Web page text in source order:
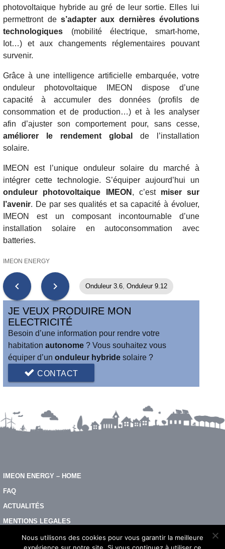
photovoltaique hybride au gré de leur sortie. Elles lui
permettront de s’adapter aux dernières évolutions
technologiques (mobilité électrique, smart-home,
Iot…) et aux changements réglementaires pouvant
survenir.
Grâce à une intelligence artificielle embarquée, votre
onduleur photovoltaique IMEON dispose d’une
capacité à accumuler des données (profils de
consommation et de production…) et à les analyser
afin d’ajuster son comportement pour, sans cesse,
améliorer le rendement global
de l’installation
solaire.
IMEON est l’unique onduleur solaire du marché à
intégrer cette technologie. S’équiper aujourd’hui un
onduleur photovoltaique IMEON , c’est miser sur
l’avenir. De par ses qualités et sa capacité à évoluer,
IMEON est un composant incontournable d’une
installation solaire en autoconsommation avec
batteries.
IMEON ENERGY
chevron_left chevron_right Onduleur 3.6 ,Onduleur 9.12
JE VEUX PRODUIRE MON
ELECTRICITÉ
Besoin d’une information pour rendre votre
habitationautonome? Vous souhaitez vous
équiper d’unonduleur hybride solaire ?
CONTACT
IMEON ENERGY – HOME
FAQ
ACTUALITÉS
MENTIONS LEGALES
CONTACTEZ-NOUS
Nous utilisons des cookies pour vous garantir la meilleure